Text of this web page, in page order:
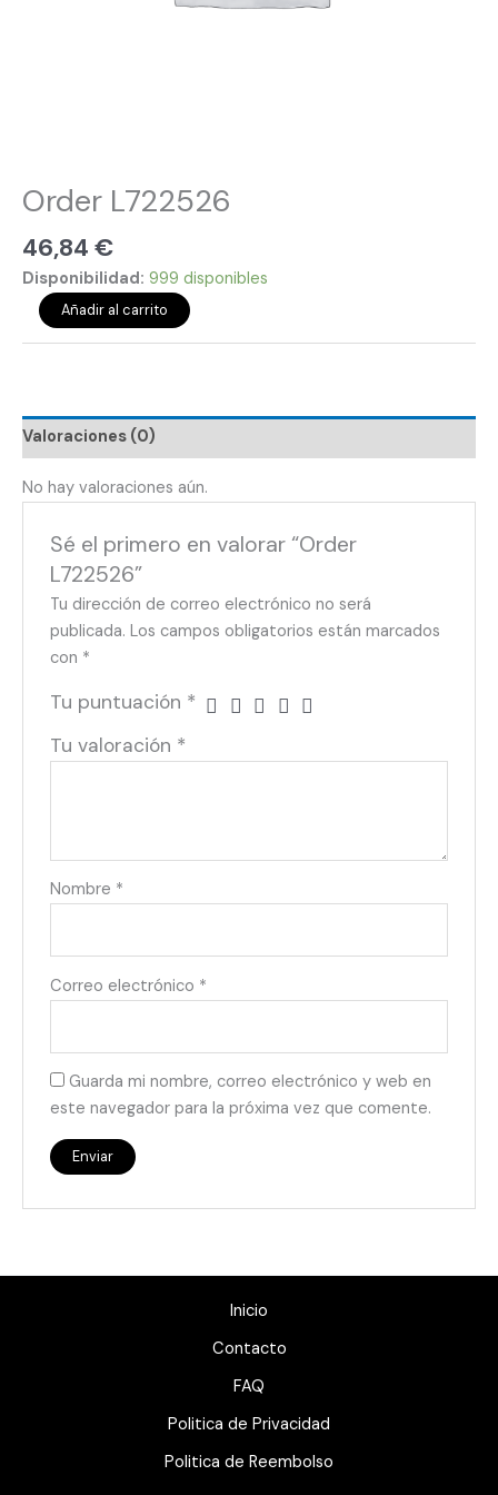
Order L722526
46,84 €
Disponibilidad: 999 disponibles
Añadir al carrito
Valoraciones (0)
No hay valoraciones aún.
Sé el primero en valorar “Order
L722526”
Tu dirección de correo electrónico no será
publicada. Los campos obligatorios están marcados
con *
Tu puntuación *
Tu valoración *
Nombre *
Correo electrónico *
Guarda mi nombre, correo electrónico y web en
este navegador para la próxima vez que comente.
Inicio
Contacto
FAQ
Politica de Privacidad
Politica de Reembolso